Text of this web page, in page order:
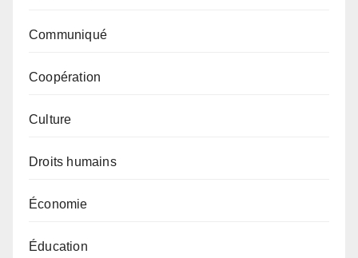
Communiqué
Coopération
Culture
Droits humains
Économie
Éducation